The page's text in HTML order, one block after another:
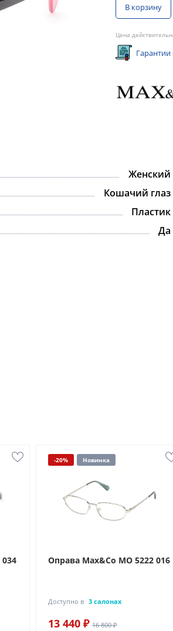
В корзину
Цена
Гарантии
Женский
Кошачий глаз
Пластик
Да
-20% Новинка
Оправа Max&Co MO 5222 016
Доступно в 3 салонах
13 440 ₽ 16 800 ₽